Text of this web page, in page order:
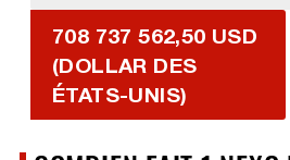
708 737 562,50 USD
(DOLLAR DES
ÉTATS-UNIS)